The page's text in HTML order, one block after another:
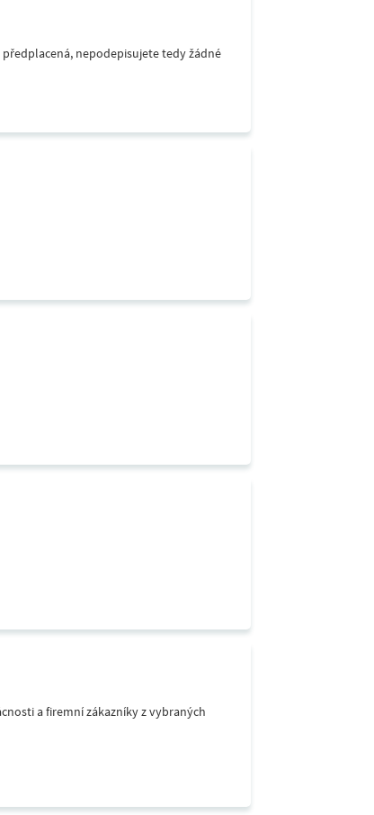
nepodepisujete tedy žádné
a firemní zákazníky z vybraných